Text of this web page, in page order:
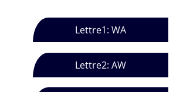
Lettre1: WA
Lettre2: AW